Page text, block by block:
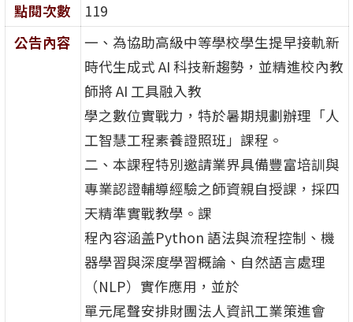
點閱次數
119
公告內容
一、為協助高級中等學校學生提早接軌新
時代生成式 AI 科技新趨勢，並精進校內教
師將 AI 工具融入教
學之數位實戰力，特於暑期規劃辦理「人
工智慧工程素養證照班」課程。
二、本課程特別邀請業界具備豐富培訓與
專業認證輔導經驗之師資親自授課，採四
天精準實戰教學。課
程內容涵盖Python 語法與流程控制、機
器學習與深度學習概論、自然語言處理
（NLP）實作應用，並於
單元尾聲安排財團法人資訊工業策進會